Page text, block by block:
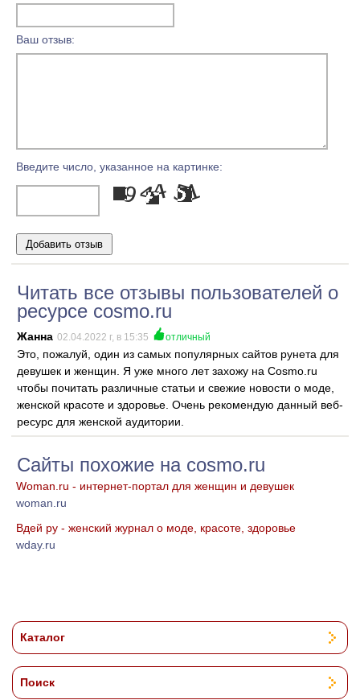
Ваш отзыв:
Введите число, указанное на картинке:
Читать все отзывы пользователей о
ресурсе cosmo.ru
Жанна 02.04.2022 г, в 15:35 отличный
Это, пожалуй, один из самых популярных сайтов рунета для
девушек и женщин. Я уже много лет захожу на Cosmo.ru
чтобы почитать различные статьи и свежие новости о моде,
женской красоте и здоровье. Очень рекомендую данный веб-
ресурс для женской аудитории.
Сайты похожие на cosmo.ru
Woman.ru - интернет-портал для женщин и девушек
woman.ru
Вдей ру - женский журнал о моде, красоте, здоровье
wday.ru
Каталог
Поиск